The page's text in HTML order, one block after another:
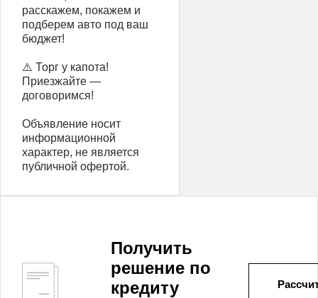
расскажем, покажем и
подберем авто под ваш
бюджет!
⚠️ Торг у капота!
Приезжайте —
договоримся!
Объявление носит
информационной
характер, не является
публичной офертой.
Получить
решение по
кредиту